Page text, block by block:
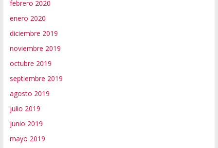
febrero 2020
enero 2020
diciembre 2019
noviembre 2019
octubre 2019
septiembre 2019
agosto 2019
julio 2019
junio 2019
mayo 2019